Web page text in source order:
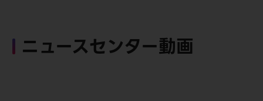
ニュースセンター動画